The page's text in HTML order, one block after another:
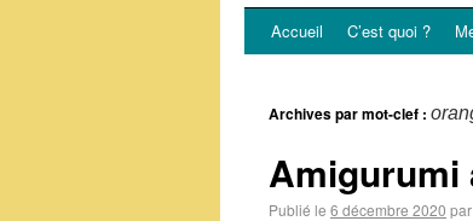
Accueil C’est quoi ?
Archives par mot-clef :
Amigurumi
Publié le 6 décembre 2020 par